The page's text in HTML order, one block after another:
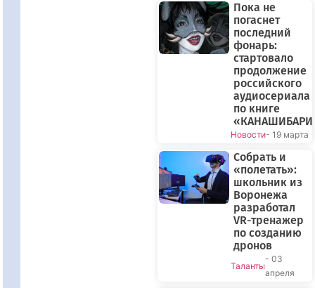
Пока не
погаснет
последний
фонарь:
стартовало
продолжение
российского
аудиосериала
по книге
Новости- 19 марта
Собрать и
«полетать»:
школьник из
Воронежа
разработал
VR-тренажер
по созданию
дронов
Таланты
- 03
апреля